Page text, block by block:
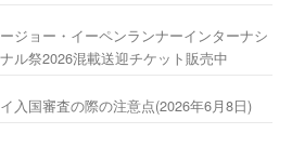
ジョー・イーペンランナーインターナシ
ル祭2026混載送迎チケット販売中
入国審査の際の注意点(2026年6月8日)